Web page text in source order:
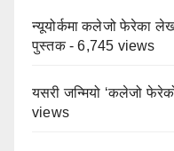
न्यूयोर्कमा कलेजो फेरेका
पुस्तक- 6,745 views
यसरी जन्मियो ‘कलेजो
views